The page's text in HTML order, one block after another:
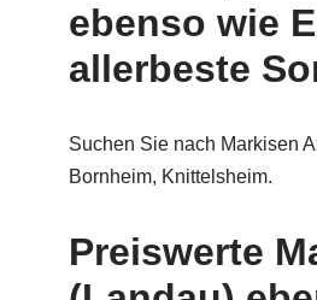
ebenso wie
allerbeste
Suchen Sie nach Markisen
Bornheim, Knittelsheim.
Preiswerte